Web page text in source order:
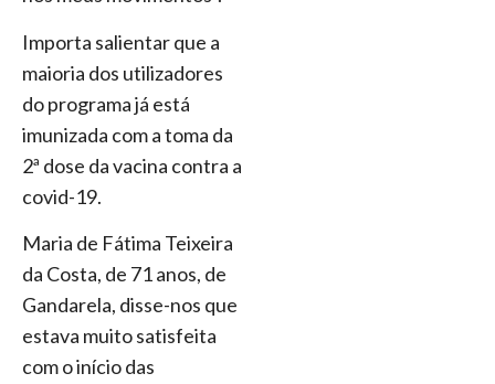
Importa salientar que a
maioria dos utilizadores
do programa já está
imunizada com a toma da
2ª dose da vacina contra a
covid-19.
Maria de Fátima Teixeira
da Costa, de 71 anos, de
Gandarela, disse-nos que
estava muito satisfeita
com o início das